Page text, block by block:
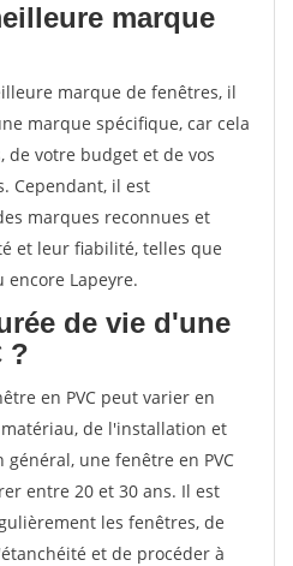
marque
marque de fenêtres, il
marque spécifique, car cela
de votre budget et de vos
Cependant, il est
marques reconnues et
et leur fiabilité, telles que
encore Lapeyre.
de vie d'une
?
en PVC peut varier en
de l'installation et
une fenêtre en PVC
entre 20 et 30 ans. Il est
les fenêtres, de
et de procéder à